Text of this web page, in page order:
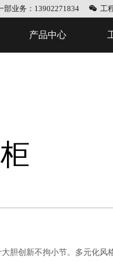
部业务：13902271834 工
产品中心
胆创新不拘小节。多元化风